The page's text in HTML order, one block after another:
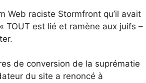
Web raciste Stormfront qu’il avait
TOUT est lié et ramène aux juifs –
de conversion de la suprématie
du site a renoncé à